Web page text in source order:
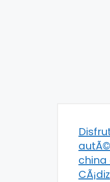
china
CÃ¡diz